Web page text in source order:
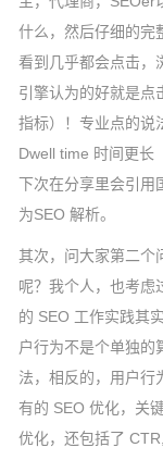
什么，然后仔细的完
看到几乎都会点击
引擎认为的好就是点
指标）！专业点的说
Dwell time 时间更长
下次在分享里会引用
为SEO 解析。
其次，问大家第二个
呢？我个人，也考虑
的 SEO 工作实践其
户行为不是个单独的
法，相反的，用户行
有的 SEO 优化，关
优化，还包括了